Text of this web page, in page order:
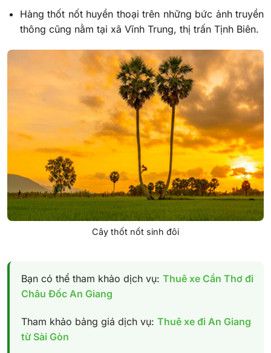
Hàng thốt nốt huyền thoại trên những bức ảnh truyền
thông cũng nằm tại xã Vĩnh Trung, thị trấn Tịnh Biên.
Cây thốt nốt sinh đôi
Bạn có thể tham khảo dịch vụ: Thuê xe Cần Thơ đi
Châu Đốc An Giang
Tham khảo bảng giá dịch vụ: Thuê xe đi An Giang
từ Sài Gòn